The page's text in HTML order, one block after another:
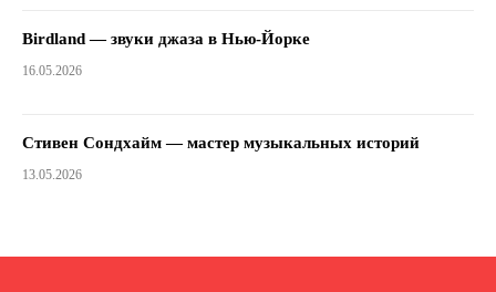
Birdland — звуки джаза в Нью-Йорке
16.05.2026
Стивен Сондхайм — мастер музыкальных историй
13.05.2026